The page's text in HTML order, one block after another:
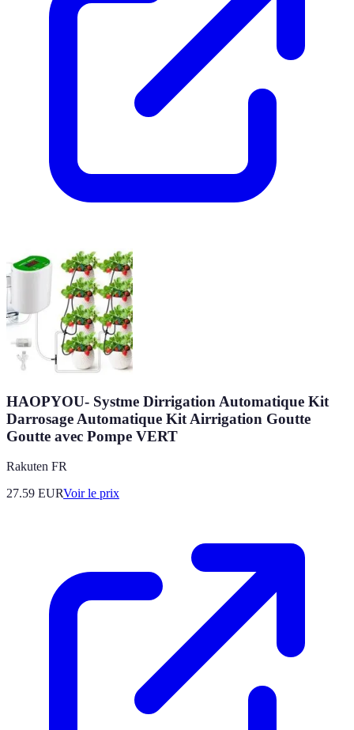
HAOPYOU- Systme Dirrigation Automatique Kit
Darrosage Automatique Kit Airrigation Goutte
Goutte avec Pompe VERT
Rakuten FR
27.59 EURVoir le prix